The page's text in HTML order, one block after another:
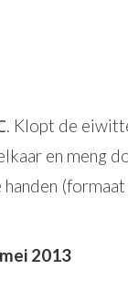
de
en meng
2013